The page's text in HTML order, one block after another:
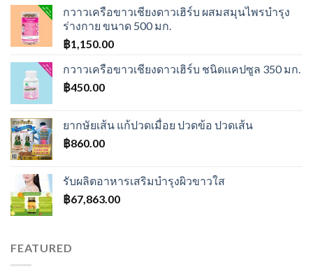
กวาวเครือขาวเชียงดาวเฮิร์บ ผสมสมุนไพรบำรุง
ร่างกาย ขนาด 500 มก.
฿1,150.00
กวาวเครือขาวเชียงดาวเฮิร์บ ชนิดเเคปซูล 350 มก.
฿450.00
ยากษัยเส้น แก้ปวดเมื่อย ปวดข้อ ปวดเส้น
฿860.00
รับผลิตอาหารเสริมบำรุงผิวขาวใส
฿67,863.00
FEATURED